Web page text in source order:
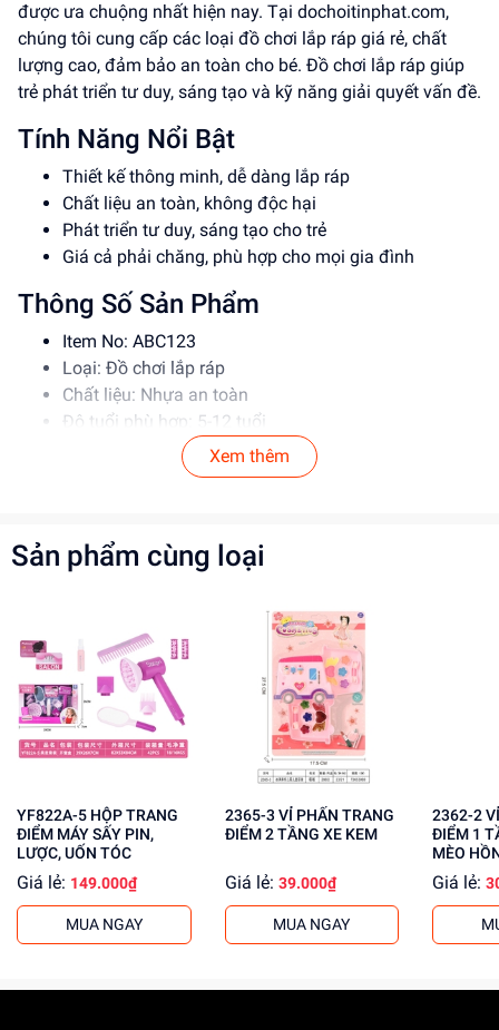
được ưa chuộng nhất hiện nay. Tại dochoitinphat.com,
chúng tôi cung cấp các loại đồ chơi lắp ráp giá rẻ, chất
lượng cao, đảm bảo an toàn cho bé. Đồ chơi lắp ráp giúp
trẻ phát triển tư duy, sáng tạo và kỹ năng giải quyết vấn đề.
Tính Năng Nổi Bật
Thiết kế thông minh, dễ dàng lắp ráp
Chất liệu an toàn, không độc hại
Phát triển tư duy, sáng tạo cho trẻ
Giá cả phải chăng, phù hợp cho mọi gia đình
Thông Số Sản Phẩm
Item No: ABC123
Loại: Đồ chơi lắp ráp
Chất liệu: Nhựa an toàn
Độ tuổi phù hợp: 5-12 tuổi
Hướng Dẫn Sử Dụng
Giám sát trẻ khi chơi để đảm bảo an toàn
Phát triển tư duy, sáng tạo cho trẻ
Rèn luyện kỹ năng giải quyết vấn đề
Tăng cường khả năng phối hợp tay mắt
Mua ngay tạidochoitinphat.com, chúng tôi cung cấp giá sỉ
cho khách buôn. Liên hệ với chúng tôi để biết thêm thông
Xem thêm
Sản phẩm cùng loại
YF822A-5 HỘP TRANG
ĐIỂM MÁY SẤY PIN,
LƯỢC, UỐN TÓC
Giá lẻ: 149.000₫
MUA NGAY
2365-3 VỈ PHẤN TRANG
ĐIỂM 2 TẦNG XE KEM
Giá lẻ: 39.000₫
MUA NGAY
2362-2 VỈ PHẤN TRANG
ĐIỂM 1
MÈO
Giá lẻ: